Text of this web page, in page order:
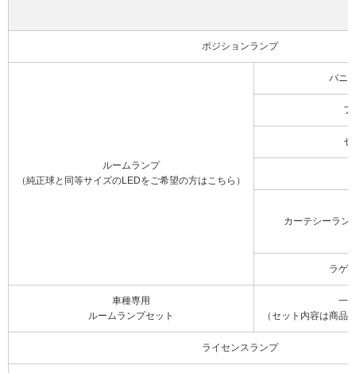
ポジションランプ
ルームランプ
（純正球と同等サイズのLEDをご希望の方はこちら）
バニ
フ
セ
カーテシーラン
ラゲ
車種専用
ルームランプセット
一
（セット内容は商品
ライセンスランプ